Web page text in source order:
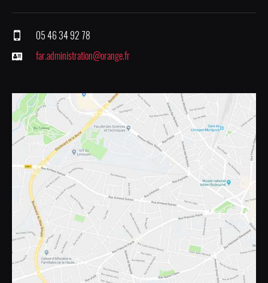
05 46 34 92 78
far.administration@orange.fr